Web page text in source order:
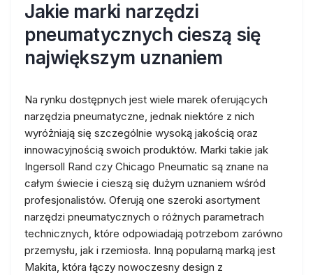
Jakie marki narzędzi
pneumatycznych cieszą się
największym uznaniem
Na rynku dostępnych jest wiele marek oferujących
narzędzia pneumatyczne, jednak niektóre z nich
wyróżniają się szczególnie wysoką jakością oraz
innowacyjnością swoich produktów. Marki takie jak
Ingersoll Rand czy Chicago Pneumatic są znane na
całym świecie i cieszą się dużym uznaniem wśród
profesjonalistów. Oferują one szeroki asortyment
narzędzi pneumatycznych o różnych parametrach
technicznych, które odpowiadają potrzebom zarówno
przemysłu, jak i rzemiosła. Inną popularną marką jest
Makita, która łączy nowoczesny design z